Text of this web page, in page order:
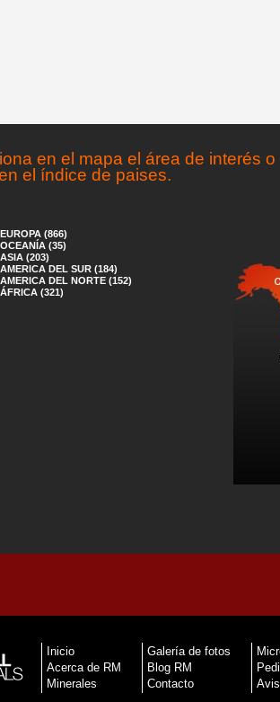
en el mapa el área de interés o
el índice de paises.
EUROPA (866)
OCEANÍA (35)
ASIA (203)
AMERICA DEL SUR (184)
AMERICA DEL NORTE (152)
ÁFRICA (321)
Inicio
Acerca de RM
Minerales
Galería de fotos
Blog RM
Contacto